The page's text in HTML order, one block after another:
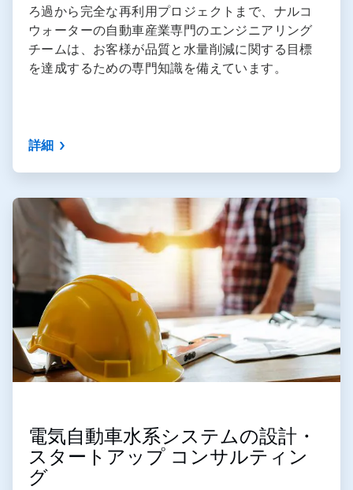
ろ過から完全な再利用プロジェクトまで、ナルコ
ウォーターの自動車産業専門のエンジニアリング
チームは、お客様が品質と水量削減に関する目標
を達成するための専門知識を備えています。
詳細
ArticleTile
電気自動車水系システムの設計・
スタートアップ コンサルティン
グ